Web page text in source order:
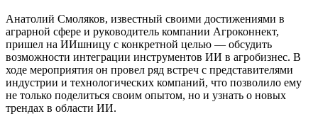
Анатолий Смоляков, известный своими достижениями в
аграрной сфере и руководитель компании Агроконнект,
пришел на ИИшницу с конкретной целью — обсудить
возможности интеграции инструментов ИИ в агробизнес. В
ходе мероприятия он провел ряд встреч с представителями
индустрии и технологических компаний, что позволило ему
не только поделиться своим опытом, но и узнать о новых
трендах в области ИИ.